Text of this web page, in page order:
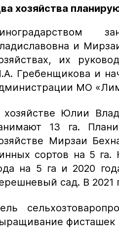
хозяйства
и
их
Гребенщикова и
МО
хозяйстве Юлии
13 га.
Мирзаи
сортов на 5 га.
на 5 га и 2020
сад. В 2021